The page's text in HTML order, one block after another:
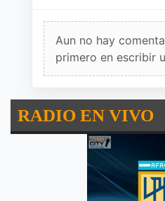
Aun no hay
primero en escribir
RADIO EN VIVO